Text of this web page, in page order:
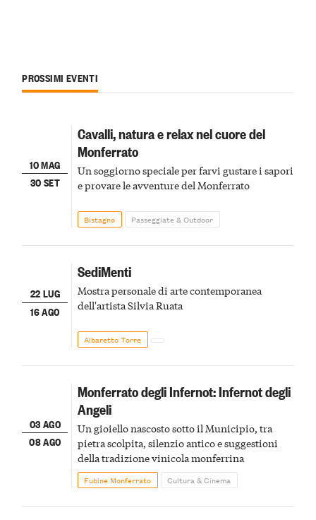
PROSSIMI EVENTI
10 MAG
30 SET
Cavalli, natura e relax nel cuore del
Monferrato
Un soggiorno speciale per farvi gustare i sapori
e provare le avventure del Monferrato
Bistagno Passeggiate & Outdoor
22 LUG
16 AGO
SediMenti
Mostra personale di arte contemporanea
dell'artista Silvia Ruata
Albaretto Torre
03 AGO
08 AGO
Monferrato degli Infernot: Infernot degli
Angeli
Un gioiello nascosto sotto il Municipio, tra
pietra scolpita, silenzio antico e suggestioni
della tradizione vinicola monferrina
Fubine Monferrato Cultura & Cinema